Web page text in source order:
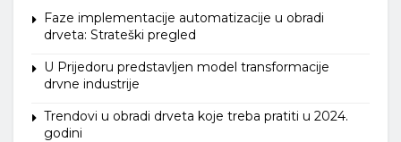
Faze implementacije automatizacije u obradi
drveta: Strateški pregled
U Prijedoru predstavljen model transformacije
drvne industrije
Trendovi u obradi drveta koje treba pratiti u 2024.
godini